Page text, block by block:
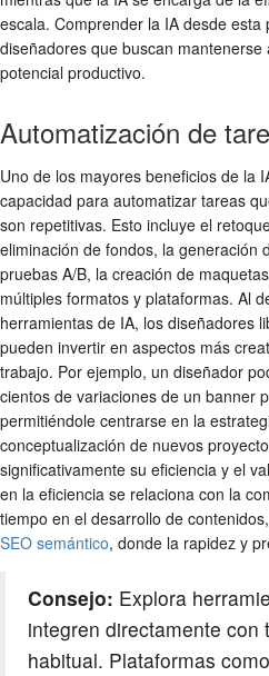
escala. Comprender la IA desde
diseñadores que buscan
potencial productivo.
Automatización de
Uno de los mayores beneficios de la
capacidad para automatizar tareas
son repetitivas. Esto incluye el
eliminación de fondos, la generación
pruebas A/B, la creación de
múltiples formatos y plataformas. Al
herramientas de IA, los diseñadores
pueden invertir en aspectos más
trabajo. Por ejemplo, un diseñador
cientos de variaciones de un banner
permitiéndole centrarse en la
conceptualización de nuevos
significativamente su eficiencia y el
en la eficiencia se relaciona con la
tiempo en el desarrollo de
SEO semántico, donde la rapidez y
Consejo: Explora
integren directamente con
habitual. Plataformas